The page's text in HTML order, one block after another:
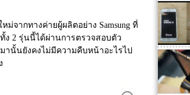
หม่จากทางค่ายผู้ผลิตอย่าง Samsung ที่
2 รุ่นนี้ได้ผ่านการตรวจสอบตัว
านั้นยังคงไม่มีความคืบหน้าอะไรไป